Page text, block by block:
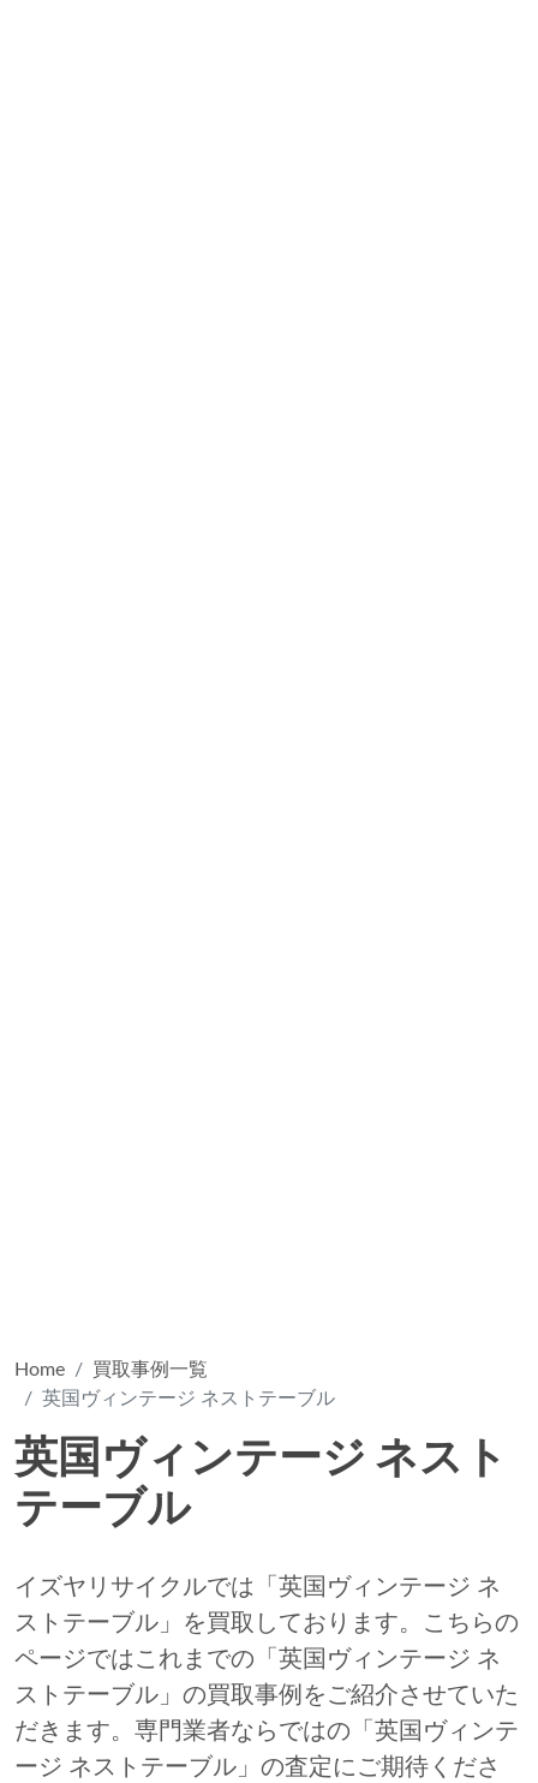
Home
買取事例一覧
英国ヴィンテージ ネストテーブル
英国ヴィンテージ ネスト
テーブル
イズヤリサイクルでは「英国ヴィンテージ ネ
ストテーブル」を買取しております。こちらの
ページではこれまでの「英国ヴィンテージ ネ
ストテーブル」の買取事例をご紹介させていた
だきます。専門業者ならではの「英国ヴィンテ
ージ ネストテーブル」の査定にご期待くださ